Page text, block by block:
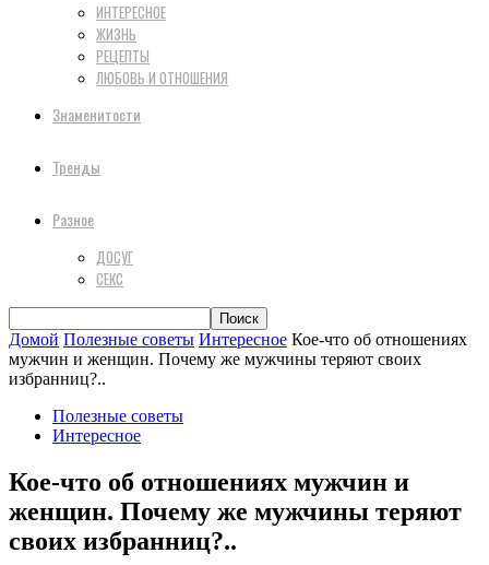
ИНТЕРЕСНОЕ
ЖИЗНЬ
РЕЦЕПТЫ
ЛЮБОВЬ И ОТНОШЕНИЯ
Знаменитости
Тренды
Разное
ДОСУГ
СЕКС
Домой Полезные советы Интересное Кое-что об отношениях
мужчин и женщин. Почему же мужчины теряют своих
избранниц?..
Полезные советы
Интересное
Кое-что об отношениях мужчин и
женщин. Почему же мужчины теряют
своих избранниц?..